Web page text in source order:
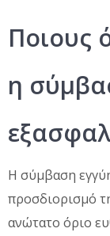
Ποιους
η
Η σύμβαση
προσδιορισμό
ανώτατο όριο